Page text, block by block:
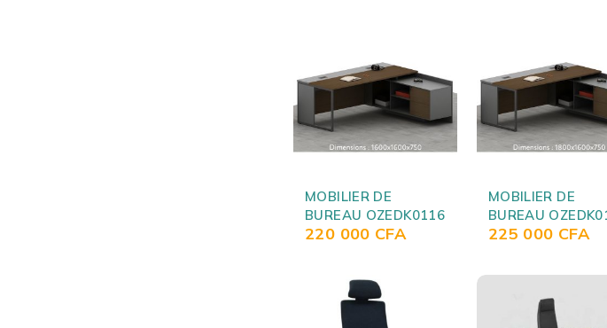
MOBILIER DE
BUREAU OZEDK0116
220 000 CFA
MOBILIER DE
BUREAU
225 000 CFA